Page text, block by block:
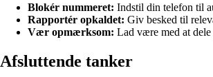
Blokér nummeret: Indstil din telefon til
Rapportér opkaldet: Giv besked til
Vær opmærksom: Lad være med at
Afsluttende tanker